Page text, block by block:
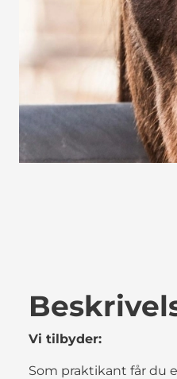
Vi tilbyder:
Som praktikant får du